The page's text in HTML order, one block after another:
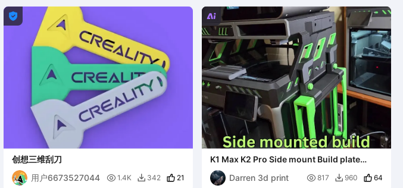

创想三维刮刀
用户6673527044
 1.4K  342 21

K1 Max K2 Pro Side mount Build plate
holder for D3P riser
Darren 3d print
 817  960 64